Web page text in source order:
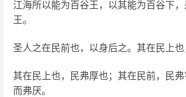
江海所以能为百谷王，以其能为百谷下
王。
圣人之在民前也，以身后之。其在民上也
其在民上也，民弗厚也；其在民前，民
而弗厌。